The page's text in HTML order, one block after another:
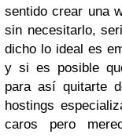
sentido crear una
sin necesitarlo,
dicho lo ideal es
y si es posible
para así quitarte
hostings
caros pero